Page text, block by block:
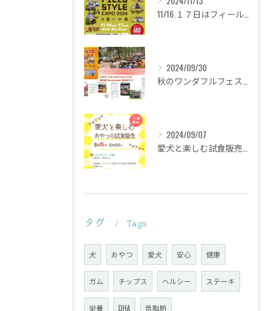
2024/09/30
2024/09/07
タグ Tags
犬 おやつ 愛犬 安心 健康
ガム チップス ヘルシー ステーキ
栄養 DHA 低脂肪